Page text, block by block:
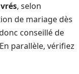
, selon
de mariage dès
conseillé de
parallèle, vérifiez